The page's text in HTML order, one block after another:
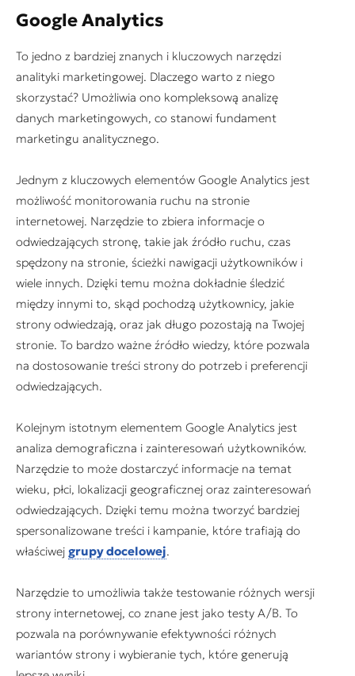
Google Analytics
To jedno z bardziej znanych i kluczowych narzędzi
analityki marketingowej. Dlaczego warto z niego
skorzystać? Umożliwia ono kompleksową analizę
danych marketingowych, co stanowi fundament
marketingu analitycznego.
Jednym z kluczowych elementów Google Analytics jest
możliwość monitorowania ruchu na stronie
internetowej. Narzędzie to zbiera informacje o
odwiedzających stronę, takie jak źródło ruchu, czas
spędzony na stronie, ścieżki nawigacji użytkowników i
wiele innych. Dzięki temu można dokładnie śledzić
między innymi to, skąd pochodzą użytkownicy, jakie
strony odwiedzają, oraz jak długo pozostają na Twojej
stronie. To bardzo ważne źródło wiedzy, które pozwala
na dostosowanie treści strony do potrzeb i preferencji
odwiedzających.
Kolejnym istotnym elementem Google Analytics jest
analiza demograficzna i zainteresowań użytkowników.
Narzędzie to może dostarczyć informacje na temat
wieku, płci, lokalizacji geograficznej oraz zainteresowań
odwiedzających. Dzięki temu można tworzyć bardziej
spersonalizowane treści i kampanie, które trafiają do
właściwej grupy docelowej.
Narzędzie to umożliwia także testowanie różnych wersji
strony internetowej, co znane jest jako testy A/B. To
pozwala na porównywanie efektywności różnych
wariantów strony i wybieranie tych, które generują